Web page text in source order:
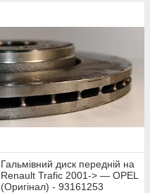
Гальмівний диск передній на
Renault Trafic 2001-> — OPEL
(Оригінал) - 93161253